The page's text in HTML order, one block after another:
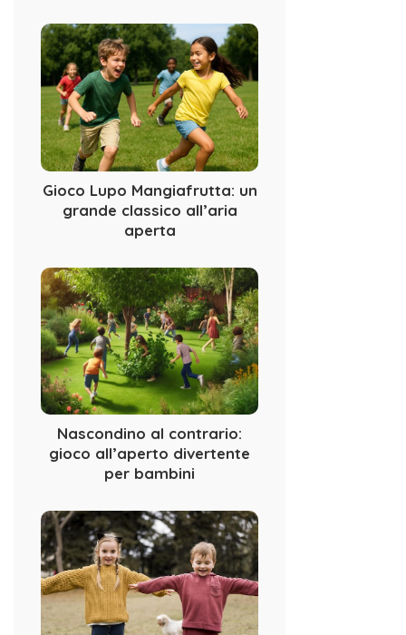
Gioco Lupo Mangiafrutta: un
grande classico all’aria
aperta
Nascondino al contrario:
gioco all’aperto divertente
per bambini